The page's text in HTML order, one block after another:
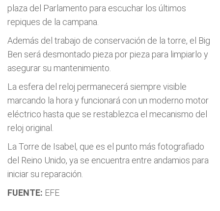
plaza del Parlamento para escuchar los últimos
repiques de la campana.
Además del trabajo de conservación de la torre, el Big
Ben será desmontado pieza por pieza para limpiarlo y
asegurar su mantenimiento.
La esfera del reloj permanecerá siempre visible
marcando la hora y funcionará con un moderno motor
eléctrico hasta que se restablezca el mecanismo del
reloj original.
La Torre de Isabel, que es el punto más fotografiado
del Reino Unido, ya se encuentra entre andamios para
iniciar su reparación.
FUENTE: EFE